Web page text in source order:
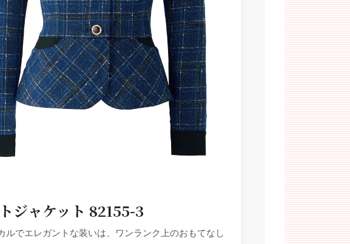
ジャケット 82155-3
ルでエレガントな装いは、ワンランク上のおもてなし